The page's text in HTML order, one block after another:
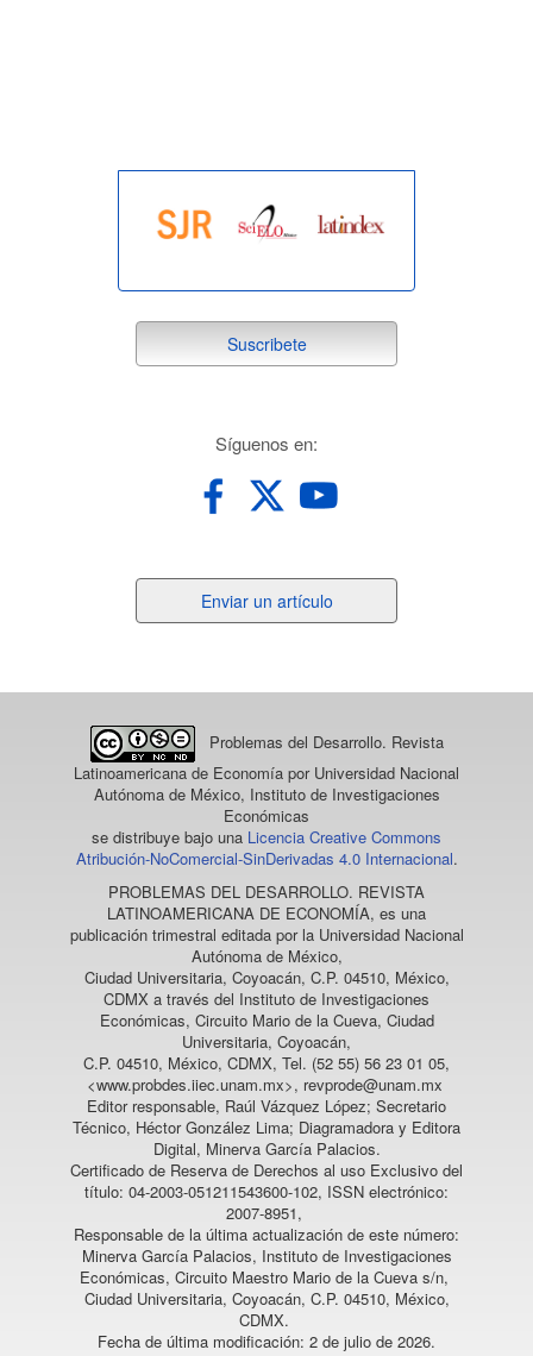
suscribete
Suscribete
Síguenos en:
un
Enviar un artículo
Problemas del Desarrollo. Revista
Latinoamericana de Economía por Universidad Nacional
Autónoma de México, Instituto de Investigaciones
Económicas
se distribuye bajo una Licencia Creative Commons
Atribución-NoComercial-SinDerivadas 4.0 Internacional.
PROBLEMAS DEL DESARROLLO. REVISTA
LATINOAMERICANA DE ECONOMÍA, es una
publicación trimestral editada por la Universidad Nacional
Autónoma de México,
Ciudad Universitaria, Coyoacán, C.P. 04510, México,
CDMX a través del Instituto de Investigaciones
Económicas, Circuito Mario de la Cueva, Ciudad
Universitaria, Coyoacán,
C.P. 04510, México, CDMX, Tel. (52 55) 56 23 01 05,
<www.probdes.iiec.unam.mx>, revprode@unam.mx
Editor responsable, Raúl Vázquez López; Secretario
Técnico, Héctor González Lima; Diagramadora y Editora
Digital, Minerva García Palacios.
Certificado de Reserva de Derechos al uso Exclusivo del
título: 04-2003-051211543600-102, ISSN electrónico:
2007-8951,
Responsable de la última actualización de este número:
Minerva García Palacios, Instituto de Investigaciones
Económicas, Circuito Maestro Mario de la Cueva s/n,
Ciudad Universitaria, Coyoacán, C.P. 04510, México,
CDMX.
Fecha de última modificación: 2 de julio de 2026.